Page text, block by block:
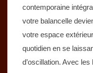
contemporaine
votre balancelle
votre espace
quotidien en se
d’oscillation. Avec